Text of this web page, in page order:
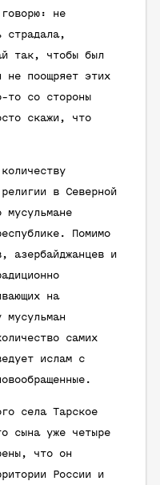
не
страдала,
так, чтобы был
не поощряет этих
то со стороны
скажи, что
в Северной
Помимо
азербайджанцев и
на
мусульман
самих
ислам с
села Тарское
сына уже четыре
что он
России и